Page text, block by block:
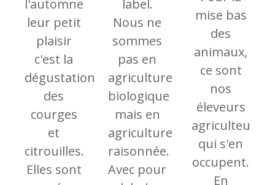
l'automne
leur petit
plaisir
c'est la
dégustation
des
courges
et
citrouilles.
Elles sont
label.
Nous ne
sommes
pas en
agriculture
biologique
mais en
agriculture
raisonnée.
Avec pour
mise bas
des
animaux,
ce sont
nos
éleveurs
agriculteurs
qui s'en
occupent.
En